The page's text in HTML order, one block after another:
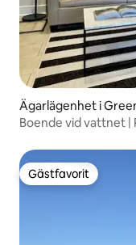
Ägarlägenhet i
Boende vid vattnet |
Gästfavorit
Gästfavorit